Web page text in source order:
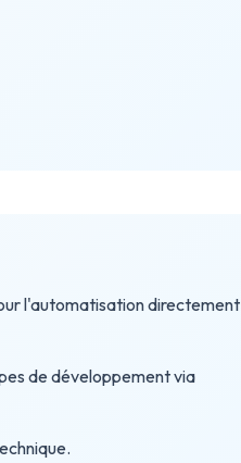
l'automatisation directement
de développement via